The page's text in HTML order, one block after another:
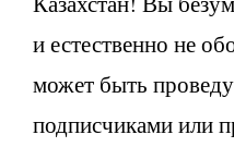
и естественно не
может быть
подписчиками или